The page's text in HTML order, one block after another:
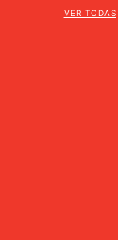
VER TODAS